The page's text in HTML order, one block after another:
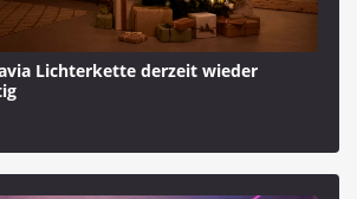
Lichterkette derzeit wieder